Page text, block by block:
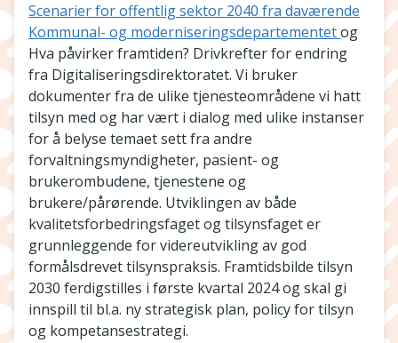
Scenarier for offentlig sektor 2040 fra daværende
Kommunal- og moderniseringsdepartementetog
Hva påvirker framtiden? Drivkrefter for endring
fra Digitaliseringsdirektoratet. Vi bruker
dokumenter fra de ulike tjenesteområdene vi hatt
tilsyn med og har vært i dialog med ulike instanser
for å belyse temaet sett fra andre
forvaltningsmyndigheter, pasient- og
brukerombudene, tjenestene og
brukere/pårørende. Utviklingen av både
kvalitetsforbedringsfaget og tilsynsfaget er
grunnleggende for videreutvikling av god
formålsdrevet tilsynspraksis. Framtidsbilde tilsyn
2030 ferdigstilles i første kvartal 2024 og skal gi
innspill til bl.a. ny strategisk plan, policy for tilsyn
og kompetansestrategi.